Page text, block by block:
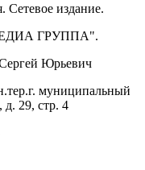
издание.
ГРУППА".
Юрьевич
муниципальный
д. 29, стр. 4